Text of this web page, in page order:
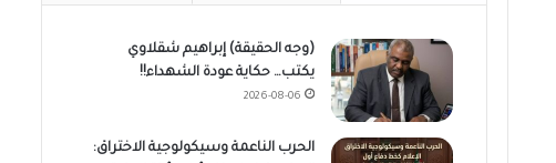
(وجه الحقيقة) إبراهيم شقلاوي
يكتب… حكاية عودة الشهداء!!
2026-08-06
الحرب الناعمة وسيكولوجية الاختراق: